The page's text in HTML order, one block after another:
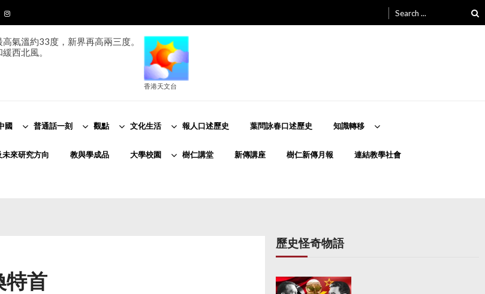
for:
氣溫約33度，新界再高兩三度。
西北風。
香港天文台
國 普通話一刻 觀點 文化生活 報人口述歷史 葉問詠春口述歷史 知識轉移
來研究方向 教與學成品 大學校園 樹仁講堂 新傳講座 樹仁新傳月報 連結教學社會
特首
歷史怪奇物語